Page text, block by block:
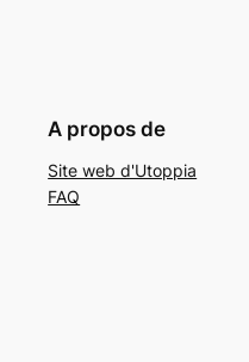
A propos de
Site web d'Utoppia
FAQ